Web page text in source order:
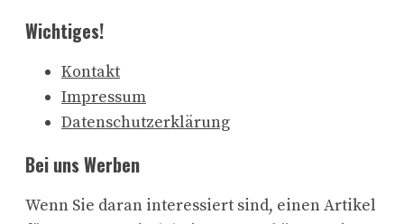
Wichtiges!
Kontakt
Impressum
Datenschutzerklärung
Bei uns Werben
Wenn Sie daran interessiert sind, einen Artikel